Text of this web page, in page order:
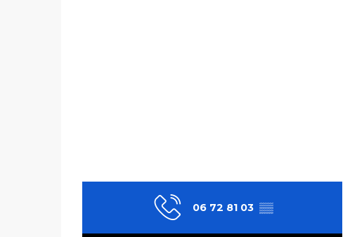
06 72 81 03 ▒▒